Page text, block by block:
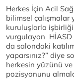
Herkes İçin Acil
bilimsel
kuruluşlarla
vurgulayan HİASD
da salondaki
yaparsınız?” diye
herkesin yüzünü ve
pozisyonunu